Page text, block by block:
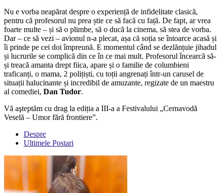
Nu e vorba neapărat despre o experiență de infidelitate clasică,
pentru că profesorul nu prea știe ce să facă cu față. De fapt, ar vrea
foarte multe – și să o plimbe, să o ducă la cinema, să stea de vorba.
Dar – ce să vezi – avionul n-a plecat, așa că soția se întoarce acasă și
îi prinde pe cei doi împreună. E momentul când se dezlănțuie jihadul
și lucrurile se complică din ce în ce mai mult. Profesorul încearcă să-
și treacă amanta drept fiica, apare și o familie de columbieni
traficanți, o mama, 2 polițiști, cu toții angrenați într-un carusel de
situații halucinante și incredibil de amuzante, regizate de un maestru
al comediei, Dan Tudor.
Vă aşteptăm cu drag la ediția a III-a a Festivalului „Cernavodă
Veselă – Umor fără frontiere”.
Despre
Ultimele Postari